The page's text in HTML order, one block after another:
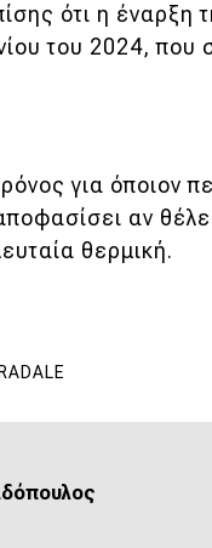
ότι η έναρξη
του 2024, που
για όποιον
αν
θερμική.